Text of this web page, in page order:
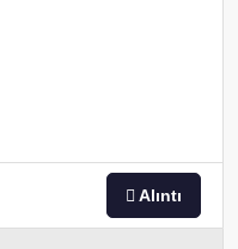
Alıntı